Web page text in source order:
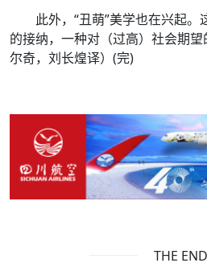
此外，“丑萌”美学也在兴起。
的接纳，一种对（过高）社会期
尔奇，刘长煌译）(完)
THE END